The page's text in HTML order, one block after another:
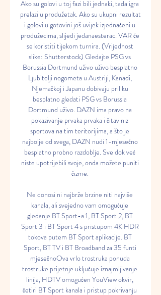
Ako su golovi u toj fazi bili jednaki, tada igra prelazi u produžetak. Ako su ukupni rezultat i golovi u gotovini još uvijek izjednačeni u produžecima, slijedi jedanaesterac. VAR će se koristiti tijekom turnira. (Vrijednost slike: Shutterstock) Gledajte PSG vs Borussia Dortmund uživo uživo besplatno Ljubitelji nogometa u Austriji, Kanadi, Njemačkoj i Japanu dobivaju priliku besplatno gledati PSG vs Borussia Dortmund uživo. DAZN ima pravo na pokazivanje prvaka prvaka i čitav niz sportova na tim teritorijima, a što je najbolje od svega, DAZN nudi 1-mjesečno besplatno probno razdoblje. Sve dok već niste upotrijebili svoje, onda možete puniti čizme. 

Ne donosi ni najbrže brzine niti najviše kanala, ali svejedno vam omogućuje gledanje BT Sport-a 1, BT Sport 2, BT Sport 3 i BT Sport 4 s pristupom 4K HDR tokova putem BT Sport aplikacije. BT Sport, BT TV i BT Broadband za 35 funti mjesečnoOva vrlo trostruka ponuda trostruke prijetnje uključuje iznajmljivanje linija, HDTV omogućen YouView okvir, četiri BT Sport kanala i pristup pokrivanju 4K HDR putem BT Sport aplikacije na kompatibilnim uređajima. Riječ je o 24-mjesečnom ugovoru s troškovima postavljanja i 36Mb vlaknom vezom. Pogledajte ponudu Oni koji se bave Virgin Media-om trebat će im Virgin V6 okvir i 4K televizor kako bi bili sigurni da će akcija dobiti maksimalnu razlučivost. S osnovnim Big Bundleom, BT Sport iznosi 18 £ mjesečno, ali svih pet BT Sport kanala, uključujući Ultra HD, uključeni su u veće TV pakete koji počinju od £ 57 mjesečno. 

Thomas Meunier i Marco Verratti bit će odsutni zbog suspenzije, ali francuska strana sigurno ima tim koji će se nositi. Dortmundu nedostaje samo Marco Reus. Ipak, odsutnost kapetana nije izgledala kao problem tijekom dominantnog gostovanja BVB-a u Gladbachu tijekom vikenda. Nažalost, ovo je još jedno učvršćenje koronavirusa. Dakle, ne očekujte puno na putu buke gužvi kad se ugađate BT Sport 3 u 20 sati kako bi saznali kako ovo ide. Nema novih pravila za ispadanje iz Lige prvaka. Ako su momčadi vezane na ukupni rezultat nakon posljednjeg zvižduka drugog dijela, onda prolazi momčad s više golova. 

lipnja na londonskom stadionu Wembley. Dodajmo kako je ispred nas 69. izdanje elitnog klupskog natjecanja Starog Kontinenta, pri čemu 32. izdanje otkako nosi ime Lige prvaka. Rijeka se časno oprostila od Europe: Lille je bio na konopcima, ali nije bilo sreće u produžecima Bit će to i posljednje u sadašnjem formatu jer će iduće sezone doživjeti veliku reformu. Više neće biti osam skupina, nego jedna liga sa 36 klubova, a svaki klub odigrat će osam utakmica protiv osam suparnika, po četiri utakmice kod kuće i u gostima. 

Nažalost, besplatno suđenje DAZN-a nije dostupno onima izvan ovih regija. Ako ste kupac DAZN-a, ali putujete u inozemstvo, morat ćete prijavite se na VPN uslugu kako biste bili sigurni da možete pristupiti streamu DAZN PSG vs Borussia Dortmund gdje god se nalazili. Također je vrijedno napomenuti da ih ima besplatni tokovi na zemaljskim kanalima poput Match TV u Rusiji, ako se tamo dogodi, Možete pronaći puni popis svjetskih emitera s pravima prikazivanja fudbala u Ligi prvaka uživo ovdje, Gledajte PSG vs Borussia Dortmund bilo gdje u svijetu koristeći VPN U nastavku ćemo gledati TV i opciju uživo za obožavatelje Lige prvaka iz Velike Britanije i SAD-a, ali čak i nakon što potrošite sav taj novac na pretplatu, još uvijek nećete moći gledati novi korak s druge strane zemlja. Postoje određeni teritoriji na kojima je nogomet Lige prvaka slobodno gledati (možete pronaći a puni popis besplatnih emitera Lige prvaka ovdje zajedno s kanalima plaćanja također). Ako se nalazite u nekom od tih mjesta, možda ćete se trebati ugoditi na hotelskom televizoru ili pronaći lokalni bar. 

PSG rezultati uživo, rezultati, raspored, PSG - Borussia Dortmund uživo | Nogomet, FrancuskaPOMOĆ: Vi ste na PSG rezultati stranici u sekciji Nogomet/Francuska. Rezultati. com stranica nudi rezultate uživo, konačne i trenutne rezultate, poredak i detalje utakmice (strijelci, crveni kartoni, usporedbu tečajeva... ) za ekipu PSG. Osim rezultata za ekipu PSG, možete pratiti preko 1000 nogometnih natjecanja iz više od 90 zemalja diljem svijeta na Rezultati. 

BT Sport ima i Bundesligu, što pretplatu ove sezone čini vrlo pristojnom ponudom. BT Sport za postojeće korisnike BT TV-a od samo 10 funtiNadogradnja na sva četiri BT Sport kanala nije velika stvar ako ste već BT kupac. Oni koji već imaju BT TV, mogu pristupiti kanalima za 10 funti mjesečno. Korisnici BT Broadband mogu uživati ​​u BT Sport aplikaciji i gledati u pokretu po istoj cijeni. Pogledajte ponudu Novi kupci BT širokopojasne mreže i BT TV dobit će pristup pokrivanju besplatno, dok za postojeće korisnike to košta 10 funti mjesečno. Korisnici Sky TV-a također mogu dodati BT Sport u svoj postojeći paket od £ 25 mjesečno, ali to neće uključivati ​​4K gledanje. Međutim, ako se pretplatite na BT Sport, dobit ćete pristup struji putem BT web stranice i BT Sport aplikacije, tako da možete gledati u pokretu u Velikoj Britaniji ili iz inozemstva pomoću VPN-a. 

Vez je izvrsno postavljen na 1-2, Domaći imaju gostujući gol, ali gostujuća momčad ima brojčano vodstvo koje mu postavlja nervoznu noć za obje i apsolutni zinger za neutralnu. Zvijezde kao što su Neymar, Mauro Icardi, Edinson Cavani, Erling Haaland i Jadon Sancho bit će izloženi. Kylian Mbappe i Thiago Silva sumnjaju pred početak PSG-a. 

Gdje gledati Ligu prvaka? Brojni građani BiH zakinuti za 14. velj 2023. — Milan - Tottenham, PSG - Bayern (prve utakmice 14. februar). Club Brugge - Benfica, Borussia Dortmund - Chelsea (15. februar). Liverpool ...

▷ PSG - Borussia Dortmund uživo prijenos: kako gledati Ligu prvakaPrvaci! Da, Liga prvaka se vratila iz zimskog odmora i žurbe da krene. Ostalo je samo 16 timova i večeras je to jedno od najsvježijih susreta runde – drugi dio PSG-a protiv Borussije Dortmund. Ispod ćete pronaći sve informacije o tome kako gledati PSG vs Borussia Dortmund video prijenos uživo u vrhunskoj kvaliteti gdje god se nalazili. 

Utakmice uživo live stream ... Borussia Dortmund, AS Roma, Shakhtar Donetsk, Porto, SSC. Košarka prijenos uživo možete gledati direktno iz web preglednika ili saznajte kako gledati HD ...

Nakon tih osam kola, osam najboljih momčadi lige izborit će direktan plasman u osminu finala, a momčadi od devetog do 24. mjesta izborit će plasman u šesnaestinu finala natjecanja, s time da će momčadi od 9. do 16. mjesta biti nositelji u toj fazi i igrat će u protiv momčadi rangiranima od 17. do 24. 

Kovačić i Gvardiol put Marakane: Pogledajte tko je sve u paklenoj skupini FU Grimaldi Forumu u Monacu održan je ždrijeb nogometne Lige prvaka. Bit će to posljednje izdanje elitnog nogometnog natjecanja u sadašnjem formatu jer od iduće sezone slijedi velika reforma. U ždrijebu su bila 32 kluba podijeljena u četiri jakosna razreda. Nažalost, ove godine bez hrvatskog predstavnika. Dinamo brutalno prizemljen u Pragu: Sparta izbrisala minus iz Zagreba i poslala Modre u Konferencijsku ligu U najjači razred bili su smješteni europski prvak Manchester City, pobjednik Europske lige Sevilla, te prvaci šest najboljih zemalja po renkingu Bayern, PSG, Barcelona, Napoli, Benfica i Feyenoord. 

Arena Sport 1 (ARENA1) - TV program - MojTV Mobile ... PSG - DORTMUND, liga prvaka (UŽIVO) UŽIVO; 23:00 Nogomet: EMISIJA LIGA PRVAKA/SAŽETAK 19.09, liga prvaka (UŽIVO) UŽIVO; 00:30 Nogomet: MILAN - NEWCASTLE, liga ...

Gledajte PSG vs Borussia Dortmund uživo u 4K Ligu prvaka možete gledati u 4K HDR-u, emitovanom pri 50 sličica u sekundi na BT Sport Ultimate, kanalu 433. Ako ste posebno zakačeni na BT TV platformi, onda je dostupan i sa Dolby Atmos zvukom. Nažalost, ovaj raspored neće se emitirati na BT Sport Ultimateu. Dakle, morat ćete se nagoditi PSG vs Borussia Dortmund u HD-u na BT Sport 3, Dostupne su i igre na BT Sport Ultimateu, minus Atmos, za korisnike Virgin Media koji se pretplate na BT Sport Collection. Možete uživati ​​u 4K HDR na kanalu 555. BT Sport Ultimate nije dostupan na Sky TV platformi, ali svatko tko ima Xbox, PlayStation, Apple TV ili Samsung televizija mogu gledati Ligu prvaka u 4K HDR-u pomoću aplikacije BT Sport uz mjesečni prolaz BT Sport za samo 25 funti. 

Tamo ima mnogo pružatelja VPN-a, a neki su pouzdaniji i sigurniji od ostalih. U pravilu preporučujemo uslugu koja se plaća i preporučujemo sljedeće: – ExpressVPN Ako se prijavite na cjelogodišnji plan, možete dobiti tri mjeseca besplatno i donijeti VPN pristup pametnim uređajima, uključujući Amazon Fire TV Stick, prijenosna računala, televizori i mobiteli i tableti Android i iOS. 

Budući da je Manchester City bio europski i engleski prvak, prvak sedme zemlje (Nizozemske) ušao je u prvi pot. Klubovi iz iste zemlje nisu mogli biti ždrijebani u istu skupinu, a spomenimo i kako će Union Berlin i Antwerpen debitirati u grupnoj fazi. Češka policija u pripravnosti: Unatoč zabrani Bad Blue Boysi stižu u Prag Svakako je najzanimljivija skupina F, u kojoj su PSG, Borussia Dortmund, Milan i Newcastle United, dok aktualni europski prvak Manchester City u obranu naslova kreće iz skupine G, a protivnici "Građanima" bit će RB Leipzig, Crvena zvezda i Young Boys. Liga prvaka starta susretima prvog kola 19. i 20. rujna, a ove sezone finale "Champions League" bit će 1. 

Uzivo gledanje utakmica preko telefona Gledaj prijenos uživo Europska liga utakmice Sevilla, Atletico Madrid, Barcelona, Bayern München, Juventus, Manchester City, Paris Saint-Germain, Liverpool ...

Gdje gledati Ligu prvaka: Nogometni vrh prepun Hrvata. prije 49 minuta — U takmica počinje u 21 sat, a televizijski prijenos možete pratiti na kanalu Arena Sport 3. PSG, Borussia Dortmund, Milan i Newcastle United.

UEFA Champions League • Serije ... PSG - Borussia Dortmund. RTS1. utorak. 20:50. Fudbal - LŠ: Mančester siti prijenos. Arena Sport 1. srijeda. 21:00. Uživo LIGA PRVAKA: REAL SOCIEDAD - INTER ...

Express nudi i 30-dnevno jamstvo povrata novca. – NordVPN Koji dolazi u samo $2. 99 (£2. 29) mjesečno i im